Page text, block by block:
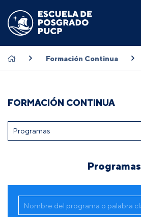
Formación Continua
FORMACIÓN CONTINUA
Programas